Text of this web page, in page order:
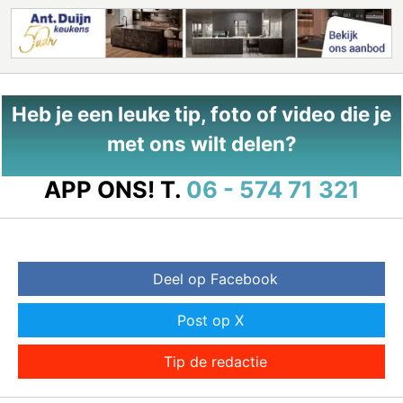
Heb je een leuke tip, foto of video die je
met ons wilt delen?
APP ONS! T. 06 - 574 71 321
Deel op Facebook
Post op X
Tip de redactie